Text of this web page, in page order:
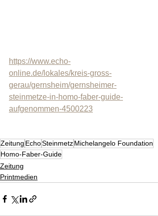
https://www.echo-
online.de/lokales/kreis-gross-
gerau/gernsheim/gernsheimer-
steinmetze-in-homo-faber-guide-
aufgenommen-4500223
Zeitung EchoSteinmetzMichelangelo Foundation
Homo-Faber-Guide
Zeitung
Printmedien